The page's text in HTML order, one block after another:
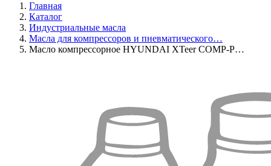
Главная
Каталог
Индустриальные масла
Масла для компрессоров и пневматического…
Масло компрессорное HYUNDAI XTeer COMP-P…